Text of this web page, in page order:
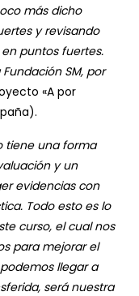
más dicho
y revisando
puntos fuertes.
SM, por
«A por
tiene una forma
y un
evidencias con
Todo esto es lo
curso, el cual nos
para mejorar el
llegar a
será nuestra